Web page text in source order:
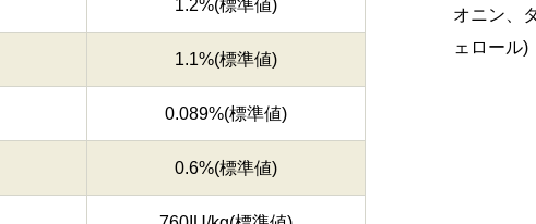
1.2%(標準値)
1.1%(標準値)
0.089%(標準値)
0.6%(標準値)
オニン、
ェロール)